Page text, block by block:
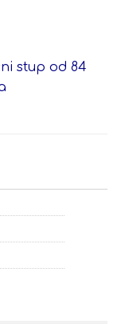
stup od 84